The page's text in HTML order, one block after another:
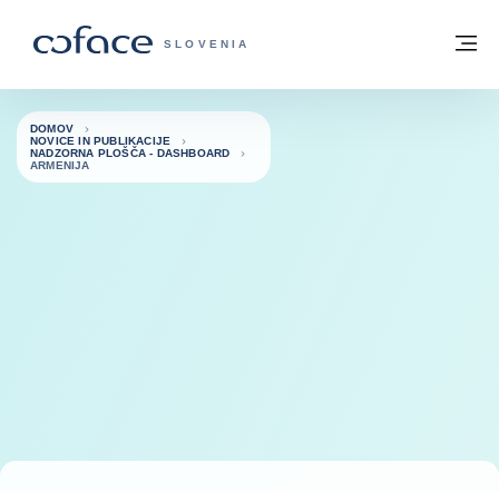
COFACE - ZAČETNA STRAN
SLOVENIA
Domov
DOMOV
NOVICE IN PUBLIKACIJE
NADZORNA PLOŠČA - DASHBOARD
ARMENIJA